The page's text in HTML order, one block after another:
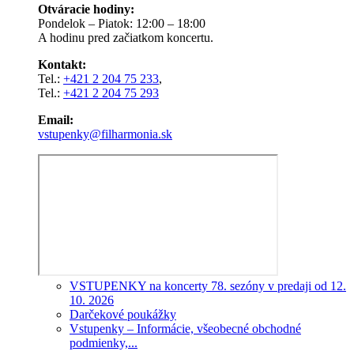
Otváracie hodiny:
Pondelok – Piatok: 12:00 – 18:00
A hodinu pred začiatkom koncertu.
Kontakt:
Tel.: +421 2 204 75 233,
Tel.: +421 2 204 75 293
Email:
vstupenky@filharmonia.sk
VSTUPENKY na koncerty 78. sezóny v predaji od 12.
10. 2026
Darčekové poukážky
Vstupenky – Informácie, všeobecné obchodné
podmienky,...